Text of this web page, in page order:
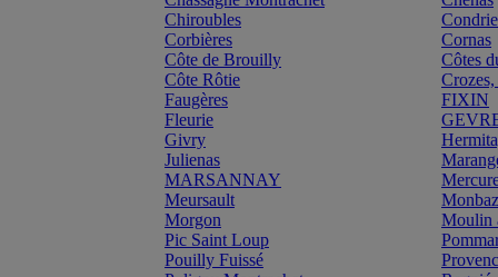
Chiroubles
Corbières
Cornas
Côte de Brouilly
Côtes
Côte Rôtie
Faugères
FIXIN
Fleurie
Givry
Julienas
MARSANNAY
Meursault
Morgon
Moulin
Pic Saint Loup
Pouilly Fuissé